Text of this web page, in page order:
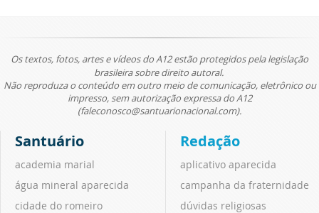
Os textos, fotos, artes e vídeos do A12 estão protegidos pela legislação
brasileira sobre direito autoral.
Não reproduza o conteúdo em outro meio de comunicação, eletrônico ou
impresso, sem autorização expressa do A12
(faleconosco@santuarionacional.com).
Santuário
academia marial
água mineral aparecida
cidade do romeiro
Redação
aplicativo aparecida
campanha da fraternidade
dúvidas religiosas